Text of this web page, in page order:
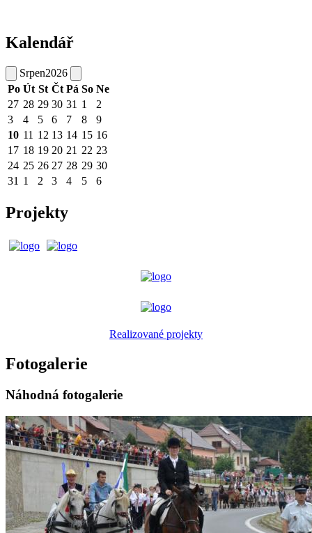
Kalendář
Srpen2026
Po Út St Čt Pá So Ne
27 28 29 30 31 1
2
3
4 5 6 7 8
9
10 11 12 13 14 15 16
17 18 19 20 21 22 23
24 25 26 27 28 29 30
31 1 2 3 4 5 6
Projekty
Realizované projekty
Fotogalerie
Náhodná fotogalerie